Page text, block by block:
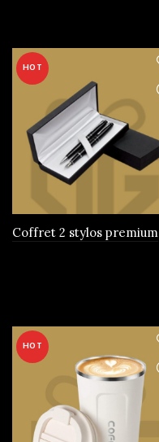
HOT
Coffret 2 stylos premium
HOT